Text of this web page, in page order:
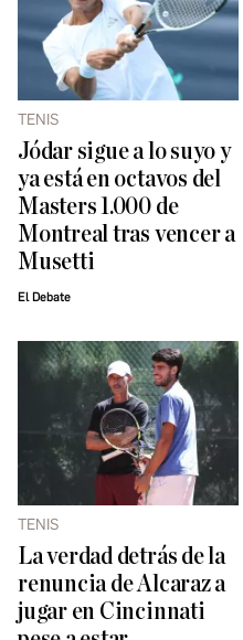
TENIS
Jódar sigue a lo suyo y
ya está en octavos del
Masters 1.000 de
Montreal tras vencer a
Musetti
El Debate
TENIS
La verdad detrás de la
renuncia de Alcaraz a
jugar en Cincinnati